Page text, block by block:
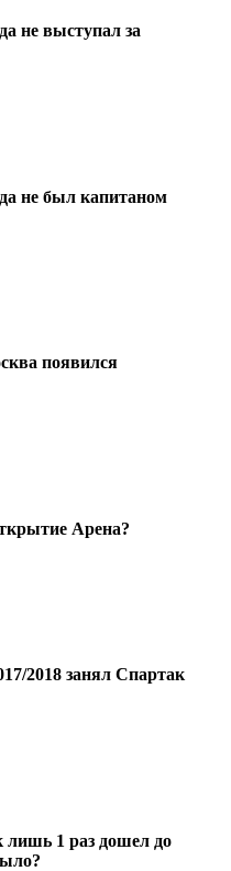
не выступал за
не был капитаном
появился
Арена?
2018 занял Спартак
1 раз дошел до